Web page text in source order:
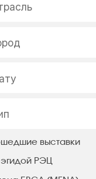
выставки
эгидой РЭЦ